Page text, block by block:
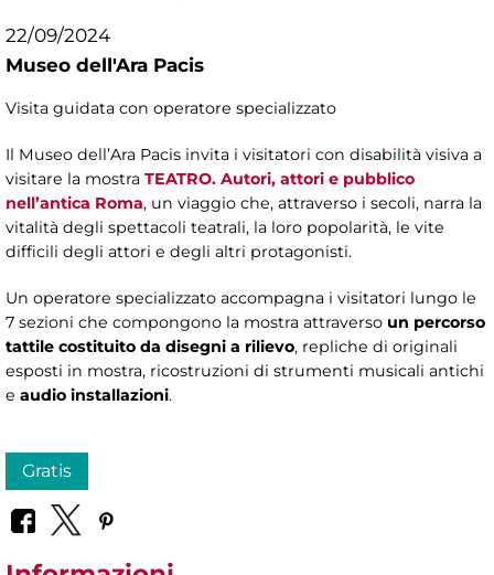
22/09/2024
Museo dell'Ara Pacis
Visita guidata con operatore specializzato
Il Museo dell’Ara Pacis invita i visitatori con disabilità visiva a
visitare la mostra TEATRO. Autori, attori e pubblico
nell’antica Roma, un viaggio che, attraverso i secoli, narra la
vitalità degli spettacoli teatrali, la loro popolarità, le vite
difficili degli attori e degli altri protagonisti.
Un operatore specializzato accompagna i visitatori lungo le
7 sezioni che compongono la mostra attraverso un percorso
tattile costituito da disegni a rilievo, repliche di originali
esposti in mostra, ricostruzioni di strumenti musicali antichi
e audio installazioni.
Gratis